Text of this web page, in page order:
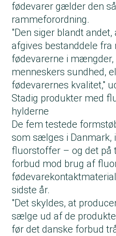
fødevarer gælder den
rammeforordning.
"Den siger blandt
afgives bestanddele fra
fødevarerne i
menneskers sundhed,
føde­varernes kvalitet,"
Stadig produkter med
hylderne
De fem testede
som sælges i Danmark,
fluorstoffer – og det på
forbud mod brug af
sidste år.
"Det skyldes, at
sælge ud af de
­før det danske forbud